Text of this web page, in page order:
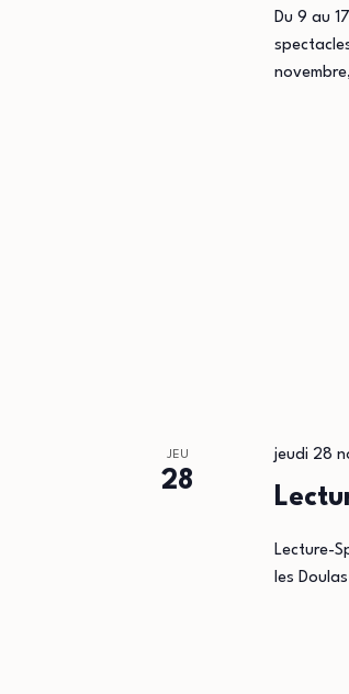
Du 9 au
JEU
28
jeudi 28
Lecture-
les